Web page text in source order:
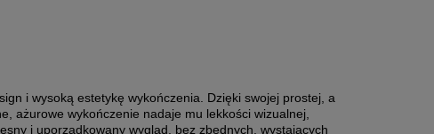
i wysoką estetykę wykończenia. Dzięki swojej prostej, a
ażurowe wykończenie nadaje mu lekkości wizualnej,
i uporządkowany wygląd, bez zbędnych, wystających